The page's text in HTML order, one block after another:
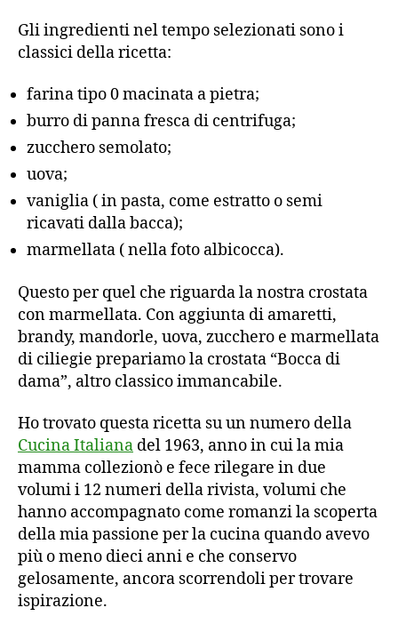
Gli ingredienti nel tempo selezionati sono i
classici della ricetta:
farina tipo 0 macinata a pietra;
burro di panna fresca di centrifuga;
zucchero semolato;
uova;
vaniglia ( in pasta, come estratto o semi
ricavati dalla bacca);
marmellata ( nella foto albicocca).
Questo per quel che riguarda la nostra crostata
con marmellata. Con aggiunta di amaretti,
brandy, mandorle, uova, zucchero e marmellata
di ciliegie prepariamo la crostata “Bocca di
dama”, altro classico immancabile.
Ho trovato questa ricetta su un numero della
Cucina Italiana del 1963, anno in cui la mia
mamma collezionò e fece rilegare in due
volumi i 12 numeri della rivista, volumi che
hanno accompagnato come romanzi la scoperta
della mia passione per la cucina quando avevo
più o meno dieci anni e che conservo
gelosamente, ancora scorrendoli per trovare
ispirazione.